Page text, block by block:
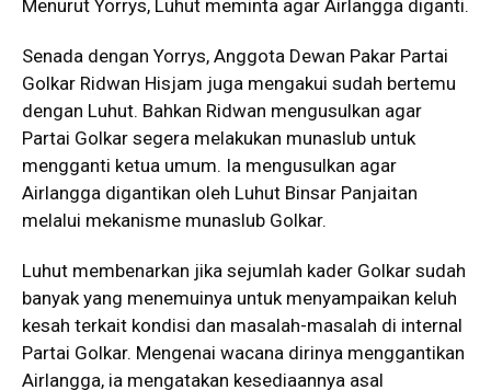
Menurut Yorrys, Luhut meminta agar Airlangga diganti.
Senada dengan Yorrys, Anggota Dewan Pakar Partai
Golkar Ridwan Hisjam juga mengakui sudah bertemu
dengan Luhut. Bahkan Ridwan mengusulkan agar
Partai Golkar segera melakukan munaslub untuk
mengganti ketua umum. Ia mengusulkan agar
Airlangga digantikan oleh Luhut Binsar Panjaitan
melalui mekanisme munaslub Golkar.
Luhut membenarkan jika sejumlah kader Golkar sudah
banyak yang menemuinya untuk menyampaikan keluh
kesah terkait kondisi dan masalah-masalah di internal
Partai Golkar. Mengenai wacana dirinya menggantikan
Airlangga, ia mengatakan kesediaannya asal